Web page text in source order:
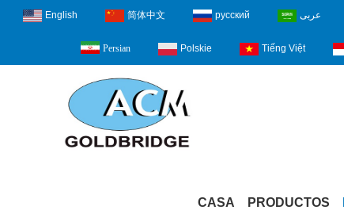
English 简体中文 русский عربى
Persian Polskie Tiếng Việt
CASA PRODUCTOS